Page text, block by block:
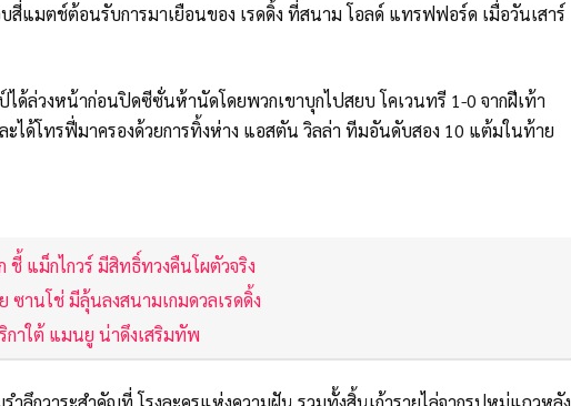
สี่แมตช์ต้อนรับการมาเยือนของ เรดดิ้ง ที่สนาม โอลด์ แทรฟฟอร์ด เมื่อวันเสาร์
ด้ล่วงหน้าก่อนปิดซีซั่นห้านัดโดยพวกเขาบุกไปสยบ โคเวนทรี 1-0 จากฝีเท้า
ได้โทรฟี่มาครองด้วยการทิ้งห่าง แอสตัน วิลล่า ทีมอันดับสอง 10 แต้มในท้าย
ชี้ แม็กไกวร์ มีสิทธิ์ทวงคืนโผตัวจริง
ซานโช่ มีลุ้นลงสนามเกมดวลเรดดิ้ง
กาใต้ แมนยู น่าดึงเสริมทัพ